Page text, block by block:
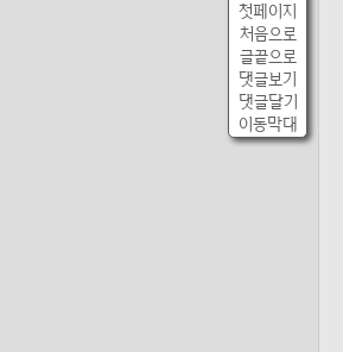
첫페이지
처음으로
글끝으로
댓글보기
댓글달기
이동막대